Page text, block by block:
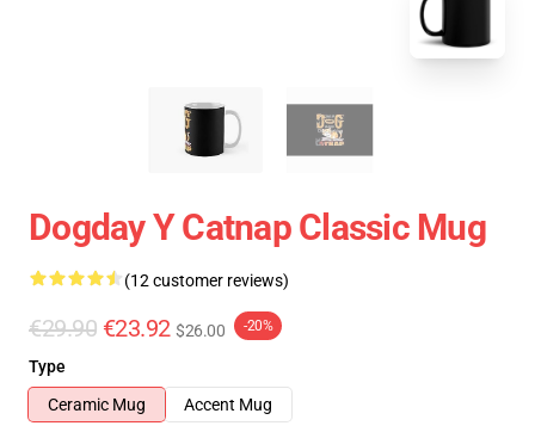
Dogday Y Catnap Classic Mug
(12 customer reviews)
€29.90 €23.92 $26.00 -20%
Type
Ceramic Mug
Accent Mug